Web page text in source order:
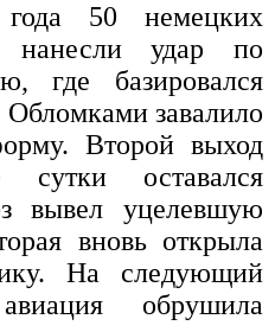
50 немецких
нанесли удар по
где базировался
завалило
Второй выход
оставался
вывел уцелевшую
вновь открыла
На следующий
обрушила